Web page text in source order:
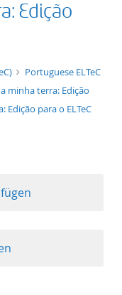
Titel absteigend
Format absteigend
Edição
Portuguese ELTeC
minha terra: Edição
Edição para o ELTeC